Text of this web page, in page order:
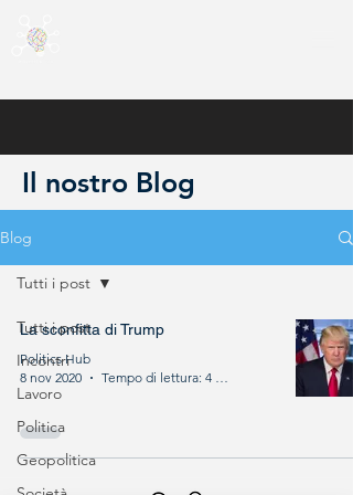
Il nostro Blog
Blog
Tutti i post
Incontri
Lavoro
Politica
Geopolitica
Tutti i post
La sconfitta di Trump
Politics Hub
8 nov 2020
Tempo di lettura: 4 min